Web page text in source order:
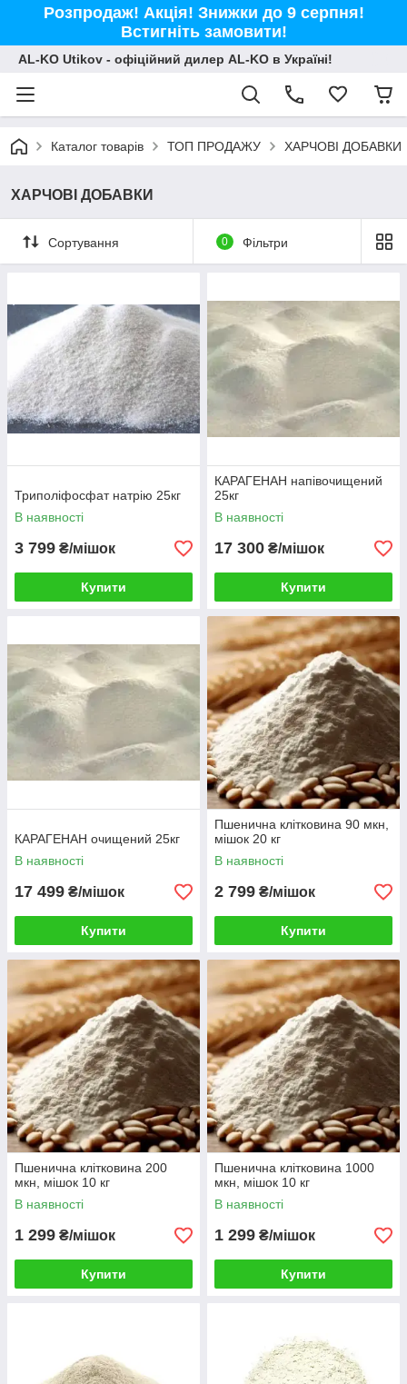
Розпродаж! Акція! Знижки до 9 серпня!
Встигніть замовити!
AL-KO Utikov - офіційний дилер AL-KO в Україні!
Каталог товарів ТОП ПРОДАЖУ ХАРЧОВІ ДОБАВКИ
ХАРЧОВІ ДОБАВКИ
Сортування 0 Фільтри
Триполіфосфат натрію 25кг
В наявності
3 799 ₴/мішок
Купити
КАРАГЕНАН напівочищений
25кг
В наявності
17 300 ₴/мішок
Купити
КАРАГЕНАН очищений 25кг
В наявності
17 499 ₴/мішок
Купити
Пшенична клітковина 90 мкн,
мішок 20 кг
В наявності
2 799 ₴/мішок
Купити
Пшенична клітковина 200
мкн, мішок 10 кг
В наявності
1 299 ₴/мішок
Купити
Пшенична клітковина 1000
мкн, мішок 10 кг
В наявності
1 299 ₴/мішок
Купити